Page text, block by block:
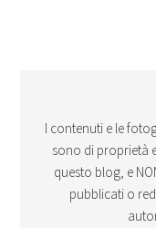
I contenuti e le
sono di proprietà
questo blog, e
pubblicati o